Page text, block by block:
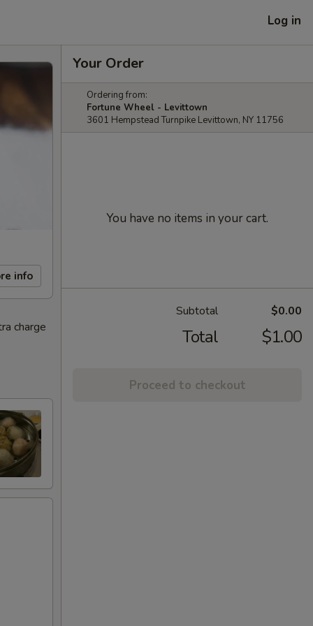
Log in
info
charge
Your Order
Ordering from:
Fortune Wheel - Levittown
3601 Hempstead Turnpike Levittown, NY 11756
You have no items in your cart.
Subtotal $0.00
Total $1.00
Proceed to checkout